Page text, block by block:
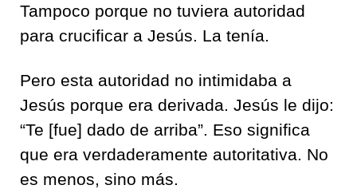
Tampoco porque no tuviera autoridad
para crucificar a Jesús. La tenía.
Pero esta autoridad no intimidaba a
Jesús porque era derivada. Jesús le dijo:
“Te [fue] dado de arriba”. Eso significa
que era verdaderamente autoritativa. No
es menos, sino más.